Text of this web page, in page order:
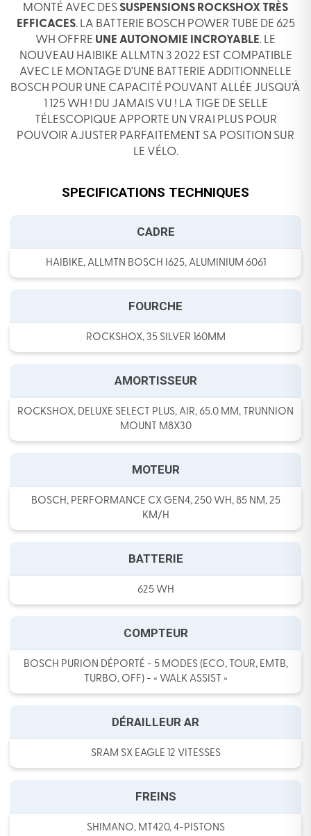
MONTÉ AVEC DES SUSPENSIONS ROCKSHOX TRÈS
EFFICACES. LA BATTERIE BOSCH POWER TUBE DE 625
WH OFFRE UNE AUTONOMIE INCROYABLE. LE
NOUVEAU HAIBIKE ALLMTN 3 2022 EST COMPATIBLE
AVEC LE MONTAGE D’UNE BATTERIE ADDITIONNELLE
BOSCH POUR UNE CAPACITÉ POUVANT ALLÉE JUSQU’À
1 125 WH ! DU JAMAIS VU ! LA TIGE DE SELLE
TÉLESCOPIQUE APPORTE UN VRAI PLUS POUR
POUVOIR AJUSTER PARFAITEMENT SA POSITION SUR
LE VÉLO.
SPECIFICATIONS TECHNIQUES
CADRE
HAIBIKE, ALLMTN BOSCH I625, ALUMINIUM 6061
FOURCHE
ROCKSHOX, 35 SILVER 160MM
AMORTISSEUR
ROCKSHOX, DELUXE SELECT PLUS, AIR, 65.0 MM, TRUNNION
MOUNT M8X30
MOTEUR
BOSCH, PERFORMANCE CX GEN4, 250 WH, 85 NM, 25
KM/H
BATTERIE
625 WH
COMPTEUR
BOSCH PURION DÉPORTÉ - 5 MODES (ECO, TOUR, EMTB,
TURBO, OFF) - « WALK ASSIST »
DÉRAILLEUR AR
SRAM SX EAGLE 12 VITESSES
FREINS
SHIMANO, MT420, 4-PISTONS